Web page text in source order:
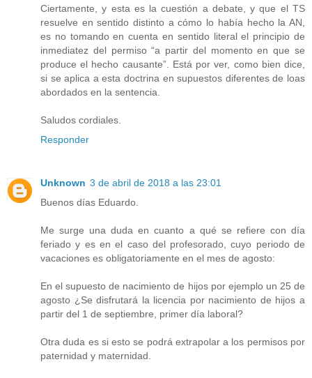
Ciertamente, y esta es la cuestión a debate, y que el TS
resuelve en sentido distinto a cómo lo había hecho la AN,
es no tomando en cuenta en sentido literal el principio de
inmediatez del permiso “a partir del momento en que se
produce el hecho causante”. Está por ver, como bien dice,
si se aplica a esta doctrina en supuestos diferentes de loas
abordados en la sentencia.
Saludos cordiales.
Responder
Unknown 3 de abril de 2018 a las 23:01
Buenos días Eduardo.
Me surge una duda en cuanto a qué se refiere con día
feriado y es en el caso del profesorado, cuyo periodo de
vacaciones es obligatoriamente en el mes de agosto:
En el supuesto de nacimiento de hijos por ejemplo un 25 de
agosto ¿Se disfrutará la licencia por nacimiento de hijos a
partir del 1 de septiembre, primer día laboral?
Otra duda es si esto se podrá extrapolar a los permisos por
paternidad y maternidad.